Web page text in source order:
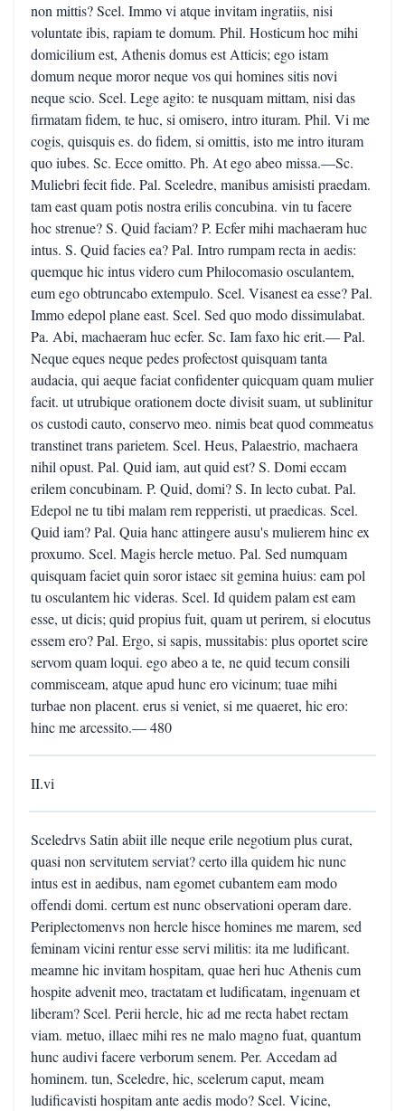
non mittis? Scel. Immo vi atque invitam ingratiis, nisi
voluntate ibis, rapiam te domum. Phil. Hosticum hoc mihi
domicilium est, Athenis domus est Atticis; ego istam
domum neque moror neque vos qui homines sitis novi
neque scio. Scel. Lege agito: te nusquam mittam, nisi das
firmatam fidem, te huc, si omisero, intro ituram. Phil. Vi me
cogis, quisquis es. do fidem, si omittis, isto me intro ituram
quo iubes. Sc. Ecce omitto. Ph. At ego abeo missa.—Sc.
Muliebri fecit fide. Pal. Sceledre, manibus amisisti praedam.
tam east quam potis nostra erilis concubina. vin tu facere
hoc strenue? S. Quid faciam? P. Ecfer mihi machaeram huc
intus. S. Quid facies ea? Pal. Intro rumpam recta in aedis:
quemque hic intus videro cum Philocomasio osculantem,
eum ego obtruncabo extempulo. Scel. Visanest ea esse? Pal.
Immo edepol plane east. Scel. Sed quo modo dissimulabat.
Pa. Abi, machaeram huc ecfer. Sc. Iam faxo hic erit.— Pal.
Neque eques neque pedes profectost quisquam tanta
audacia, qui aeque faciat confidenter quicquam quam mulier
facit. ut utrubique orationem docte divisit suam, ut sublinitur
os custodi cauto, conservo meo. nimis beat quod commeatus
transtinet trans parietem. Scel. Heus, Palaestrio, machaera
nihil opust. Pal. Quid iam, aut quid est? S. Domi eccam
erilem concubinam. P. Quid, domi? S. In lecto cubat. Pal.
Edepol ne tu tibi malam rem repperisti, ut praedicas. Scel.
Quid iam? Pal. Quia hanc attingere ausu's mulierem hinc ex
proxumo. Scel. Magis hercle metuo. Pal. Sed numquam
quisquam faciet quin soror istaec sit gemina huius: eam pol
tu osculantem hic videras. Scel. Id quidem palam est eam
esse, ut dicis; quid propius fuit, quam ut perirem, si elocutus
essem ero? Pal. Ergo, si sapis, mussitabis: plus oportet scire
servom quam loqui. ego abeo a te, ne quid tecum consili
commisceam, atque apud hunc ero vicinum; tuae mihi
turbae non placent. erus si veniet, si me quaeret, hic ero:
hinc me arcessito.— 480
II.vi
Sceledrvs Satin abiit ille neque erile negotium plus curat,
quasi non servitutem serviat? certo illa quidem hic nunc
intus est in aedibus, nam egomet cubantem eam modo
offendi domi. certum est nunc observationi operam dare.
Periplectomenvs non hercle hisce homines me marem, sed
feminam vicini rentur esse servi militis: ita me ludificant.
meamne hic invitam hospitam, quae heri huc Athenis cum
hospite advenit meo, tractatam et ludificatam, ingenuam et
liberam? Scel. Perii hercle, hic ad me recta habet rectam
viam. metuo, illaec mihi res ne malo magno fuat, quantum
hunc audivi facere verborum senem. Per. Accedam ad
hominem. tun, Sceledre, hic, scelerum caput, meam
ludificavisti hospitam ante aedis modo? Scel. Vicine,